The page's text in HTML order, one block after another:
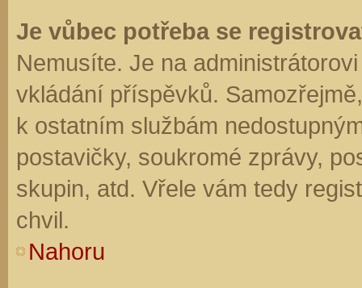
Je vůbec potřeba se
Nemusíte. Je na
vkládání příspěvků.
k ostatním službám
postavičky, soukromé zprávy,
skupin, atd. Vřele vám tedy
chvil.
Nahoru